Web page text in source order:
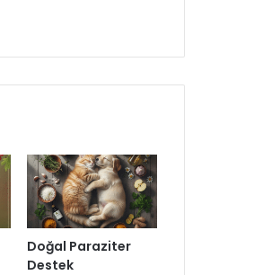
Doğal Paraziter
Destek